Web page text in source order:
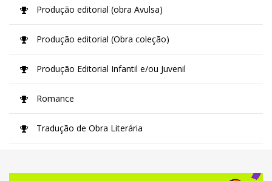
Produção editorial (obra Avulsa)
Produção editorial (Obra coleção)
Produção Editorial Infantil e/ou Juvenil
Romance
Tradução de Obra Literária